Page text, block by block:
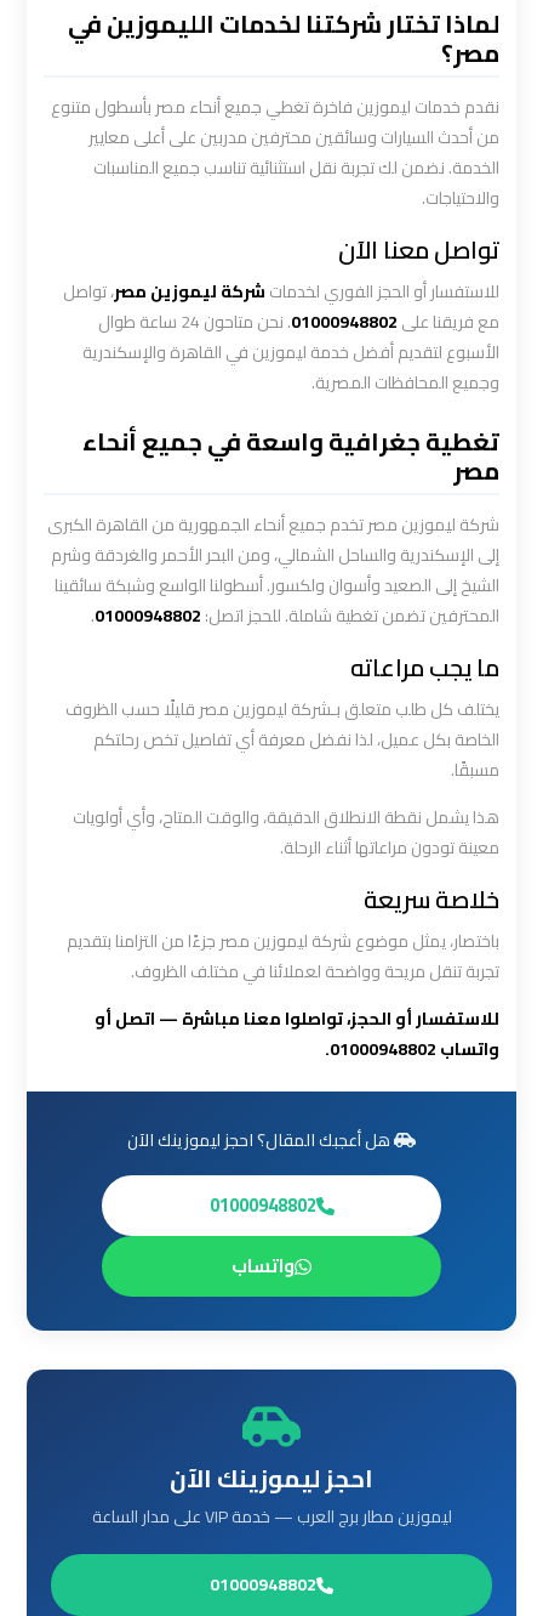
لماذا تختار شركتنا لخدمات الليموزين في
مصر؟
نقدم خدمات ليموزين فاخرة تغطي جميع أنحاء مصر بأسطول متنوع
من أحدث السيارات وسائقين محترفين مدربين على أعلى معايير
الخدمة. نضمن لك تجربة نقل استثنائية تناسب جميع المناسبات
والاحتياجات.
تواصل معنا الآن
للاستفسار أو الحجز الفوري لخدماتشركة ليموزين مصر، تواصل
مع فريقنا على01000948802
. نحن متاحون 24 ساعة طوال
الأسبوع لتقديم أفضل خدمة ليموزين في القاهرة والإسكندرية
وجميع المحافظات المصرية.
تغطية جغرافية واسعة في جميع أنحاء
مصر
شركة ليموزين مصر تخدم جميع أنحاء الجمهورية من القاهرة الكبرى
إلى الإسكندرية والساحل الشمالي، ومن البحر الأحمر والغردقة وشرم
الشيخ إلى الصعيد وأسوان ولكسور. أسطولنا الواسع وشبكة سائقينا
المحترفين تضمن تغطية شاملة. للحجز اتصل:01000948802
.
ما يجب مراعاته
يختلف كل طلب متعلق بـشركة ليموزين مصر قليلًا حسب الظروف
الخاصة بكل عميل، لذا نفضل معرفة أي تفاصيل تخص رحلتكم
مسبقًا.
هذا يشمل نقطة الانطلاق الدقيقة، والوقت المتاح، وأي أولويات
معينة تودون مراعاتها أثناء الرحلة.
خلاصة سريعة
باختصار، يمثل موضوع شركة ليموزين مصر جزءًا من التزامنا بتقديم
تجربة تنقل مريحة وواضحة لعملائنا في مختلف الظروف.
للاستفسار أو الحجز، تواصلوا معنا مباشرة — اتصل أو
واتساب 01000948802.
هل أعجبك المقال؟ احجز ليموزينك الآن
01000948802
واتساب
احجز ليموزينك الآن
ليموزين مطار برج العرب — خدمة VIP على مدار الساعة
01000948802
الأحمر
القاهرة
ليموزين
ليموزين
القاهرة
اسكندرية
ليموزين
المطار
الساخن
ليموزين
توصيل
ليموزين
اكتوبر
ليموزين
القاهرة
أسعار
ليموزين
القاهرة
الخط
اسكندرية
ليموزين
مطروح